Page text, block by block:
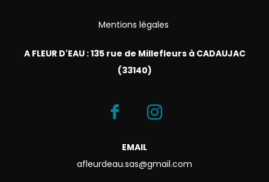
Mentions légales
A FLEUR D'EAU : 135 rue de Millefleurs à CADAUJAC
(33140)
EMAIL
afleurdeau.sas@gmail.com